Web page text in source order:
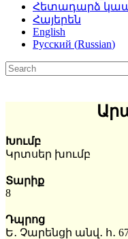
Հետադարձ
Հայերեն
English
Русский (Russian)
Խումբ
Կրտսեր խումբ
Տարիք
8
Դպրոց
Ե․ Չարենցի անվ․ հ․